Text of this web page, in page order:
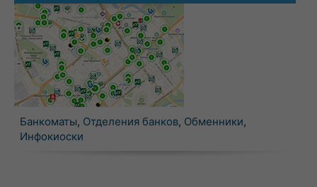
Банкоматы, Отделения банков, Обменники,
Инфокиоски